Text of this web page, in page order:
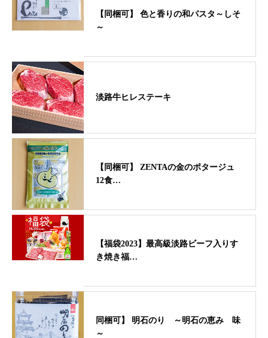
【同梱可】 色と香りの和パスタ～しそ
～
淡路牛ヒレステーキ
【同梱可】 ZENTAの金のポタージュ
12食…
【福袋2023】最高級淡路ビーフ入りす
き焼き福…
同梱可】 明石のり ～明石の恵み 味
～